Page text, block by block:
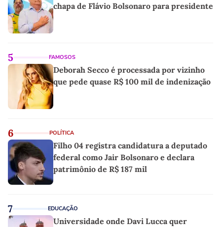
chapa de Flávio Bolsonaro para presidente
5 FAMOSOS
Deborah Secco é processada por vizinho
que pede quase R$ 100 mil de indenização
6 POLÍTICA
Filho 04 registra candidatura a deputado
federal como Jair Bolsonaro e declara
patrimônio de R$ 187 mil
7 EDUCAÇÃO
Universidade onde Davi Lucca quer